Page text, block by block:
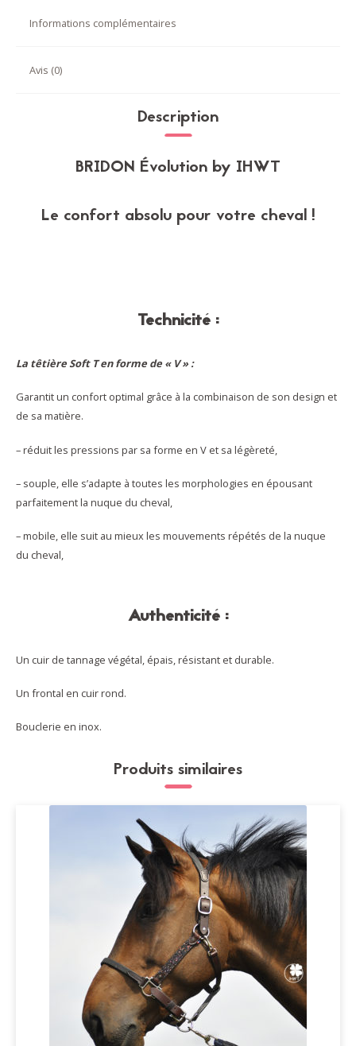
Informations complémentaires
Avis (0)
Description
BRIDON Évolution by IHWT
Le confort absolu pour votre cheval !
Technicité :
La têtière Soft T en forme de « V » :
Garantit un confort optimal grâce à la combinaison de son design et
de sa matière.
– réduit les pressions par sa forme en V et sa légèreté,
– souple, elle s’adapte à toutes les morphologies en épousant
parfaitement la nuque du cheval,
– mobile, elle suit au mieux les mouvements répétés de la nuque
du cheval,
Authenticité :
Un cuir de tannage végétal, épais, résistant et durable.
Un frontal en cuir rond.
Bouclerie en inox.
Produits similaires